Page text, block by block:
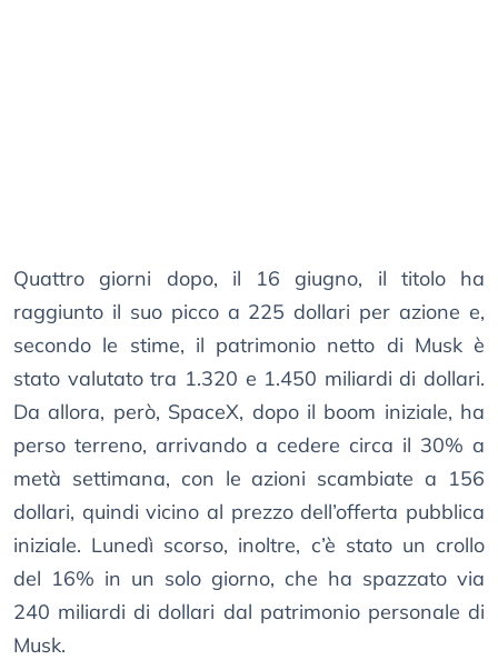
Quattro giorni dopo, il 16 giugno, il titolo ha
raggiunto il suo picco a 225 dollari per azione e,
secondo le stime, il patrimonio netto di Musk è
stato valutato tra 1.320 e 1.450 miliardi di dollari.
Da allora, però, SpaceX, dopo il boom iniziale, ha
perso terreno, arrivando a cedere circa il 30% a
metà settimana, con le azioni scambiate a 156
dollari, quindi vicino al prezzo dell’offerta pubblica
iniziale. Lunedì scorso, inoltre, c’è stato un crollo
del 16% in un solo giorno, che ha spazzato via
240 miliardi di dollari dal patrimonio personale di
Musk.